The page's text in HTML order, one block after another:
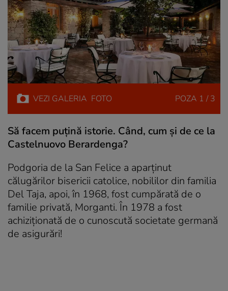
VEZI GALERIA FOTO POZA 1 / 3
Să facem puţină istorie. Când, cum şi de ce la
Castelnuovo Berardenga?
Podgoria de la San Felice a aparţinut
călugărilor bisericii catolice, nobililor din familia
Del Taja, apoi, în 1968, fost cumpărată de o
familie privată, Morganti. În 1978 a fost
achiziţionată de o cunoscută societate germană
de asigurări!